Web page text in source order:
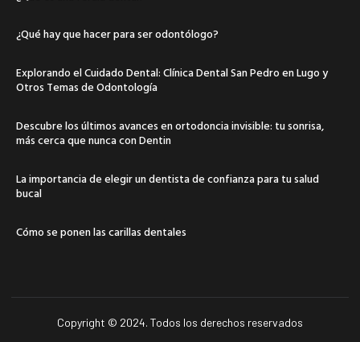
¿Qué hay que hacer para ser odontólogo?
Explorando el Cuidado Dental: Clínica Dental San Pedro en Lugo y
Otros Temas de Odontología
Descubre los últimos avances en ortodoncia invisible: tu sonrisa,
más cerca que nunca con Dentin
La importancia de elegir un dentista de confianza para tu salud
bucal
Cómo se ponen las carillas dentales
Copyright © 2024. Todos los derechos reservados